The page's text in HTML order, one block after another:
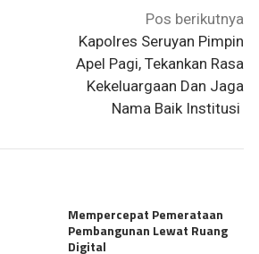
Pos berikutnya
Kapolres Seruyan Pimpin
Apel Pagi, Tekankan Rasa
Kekeluargaan Dan Jaga
Nama Baik Institusi
Mempercepat Pemerataan
Pembangunan Lewat Ruang
Digital